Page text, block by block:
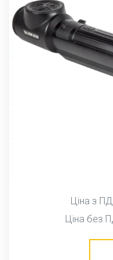
Ціна з
Ціна без